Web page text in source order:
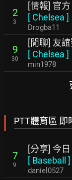
2
3
[情報] 官
[ Chelsea ]
Drogba11
9
30
[閒聊] 友
[ Chelsea ]
min1978
PTT體育區 即
7
9
[分享] 今
[ Baseball ]
daniel0527